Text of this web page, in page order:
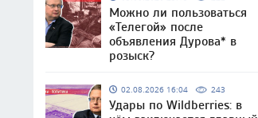
Можно ли пользоваться
«Телегой» после
объявления Дурова* в
розыск?
02.08.2026 16:04 243
Удары по Wildberries: в